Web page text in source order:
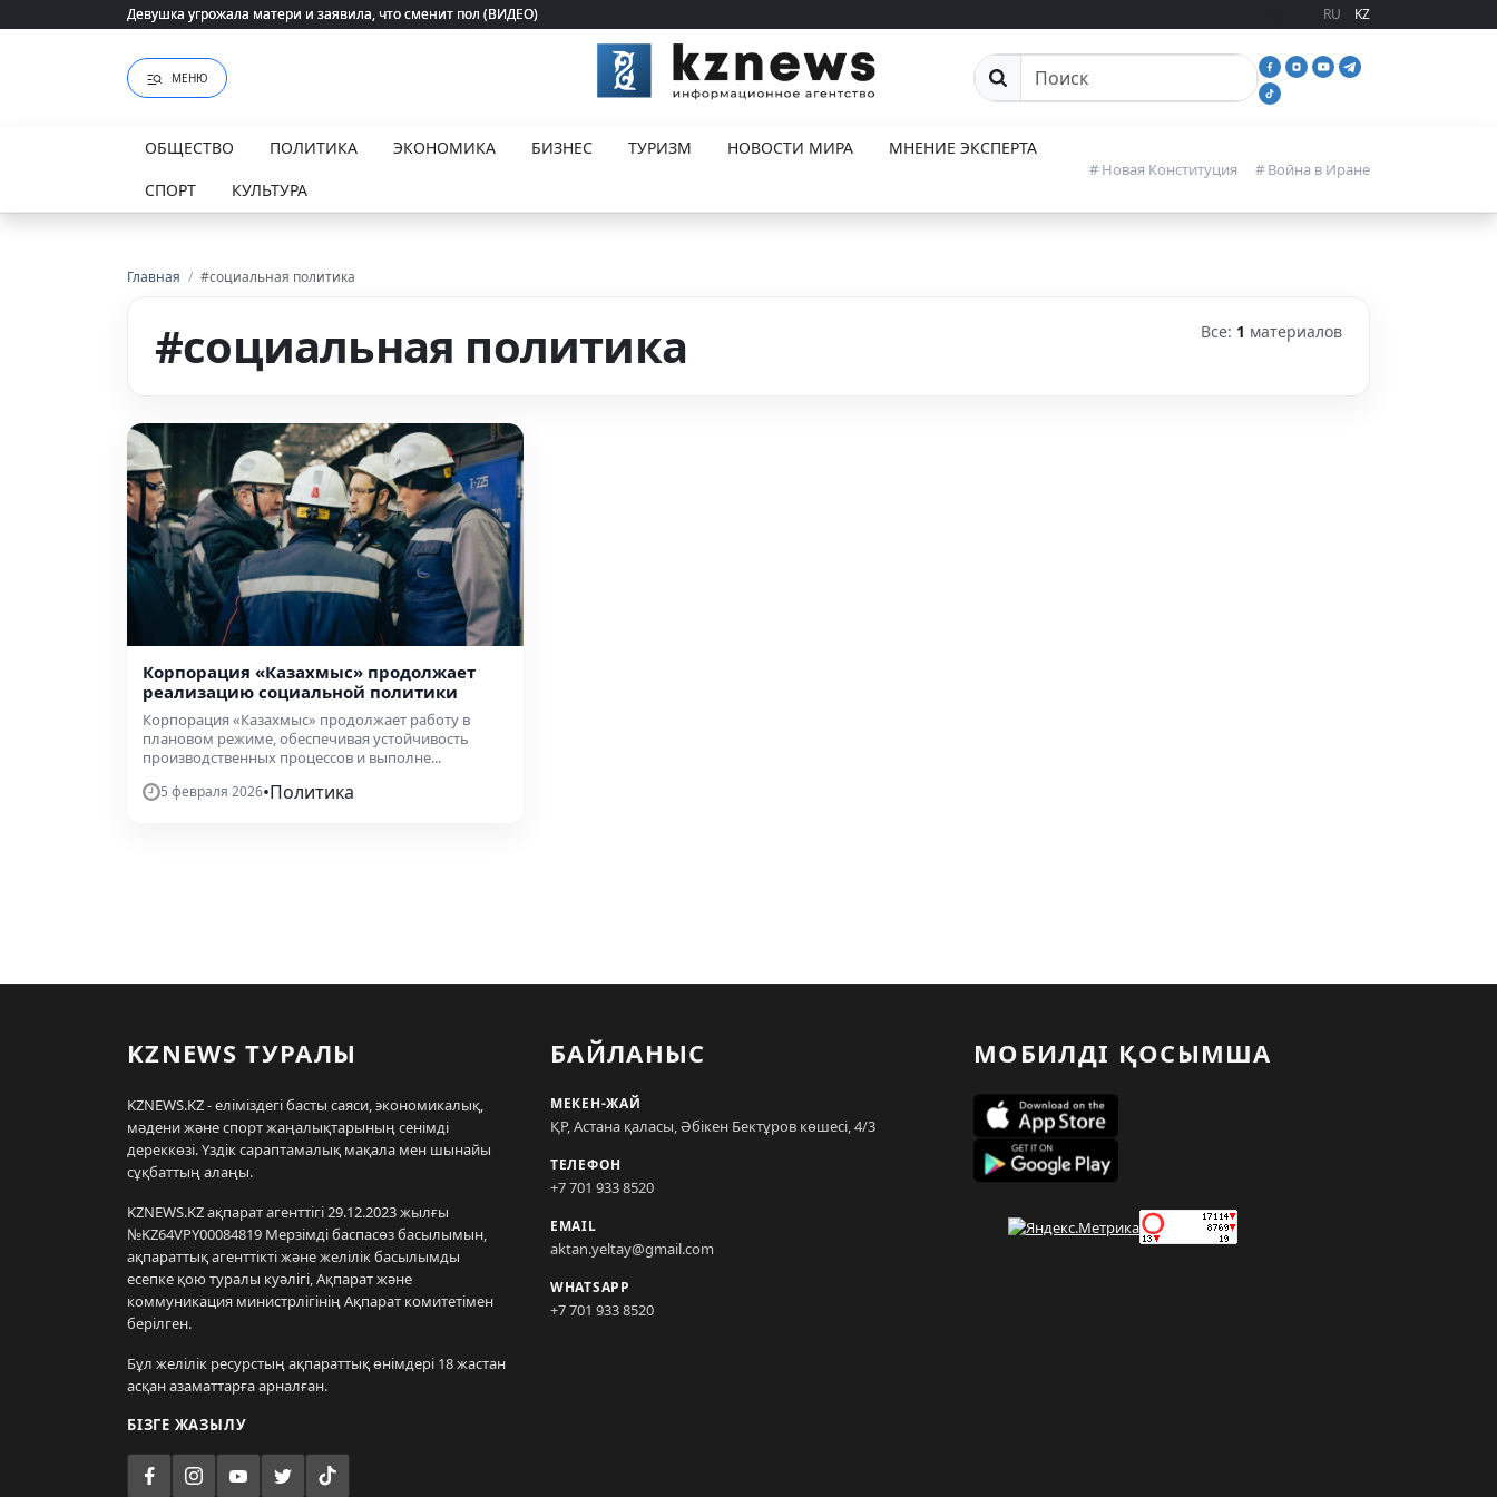
Девушка угрожала матери и заявила, что сменит пол (ВИДЕО)
Девушка угрожала матери и заявила, что сменит пол (ВИДЕО) RU KZ
МЕНЮ Поиск
ОБЩЕСТВО ПОЛИТИКА ЭКОНОМИКА БИЗНЕС ТУРИЗМ НОВОСТИ МИРА
МНЕНИЕ ЭКСПЕРТА
СПОРТ
КУЛЬТУРА
# Новая Конституция # Война в Иране
Главная / #социальная политика
#социальная политика Все: 1 материалов
Корпорация «Казахмыс» продолжает
реализацию социальной политики
Корпорация «Казахмыс» продолжает работу в
плановом режиме, обеспечивая устойчивость
производственных процессов и выполне...
5 февраля 2026•Политика
KZNEWS ТУРАЛЫ
KZNEWS.KZ - еліміздегі басты саяси, экономикалық,
мәдени және спорт жаңалықтарының сенімді
дереккөзі. Үздік сараптамалық мақала мен шынайы
сұқбаттың алаңы.
KZNEWS.KZ ақпарат агенттігі 29.12.2023 жылғы
№KZ64VPY00084819 Мерзімді баспасөз басылымын,
ақпараттық агенттікті және желілік басылымды
есепке қою туралы куәлігі, Ақпарат және
коммуникация министрлігінің Ақпарат комитетімен
берілген.
Бұл желілік ресурстың ақпараттық өнімдері 18 жастан
асқан азаматтарға арналған.
БІЗГЕ ЖАЗЫЛУ
БАЙЛАНЫС
МЕКЕН-ЖАЙ
ҚР, Астана қаласы, Әбікен Бектұров көшесі, 4/3
ТЕЛЕФОН
+7 701 933 8520
EMAIL
aktan.yeltay@gmail.com
WHATSAPP
+7 701 933 8520
МОБИЛДІ ҚОСЫМША